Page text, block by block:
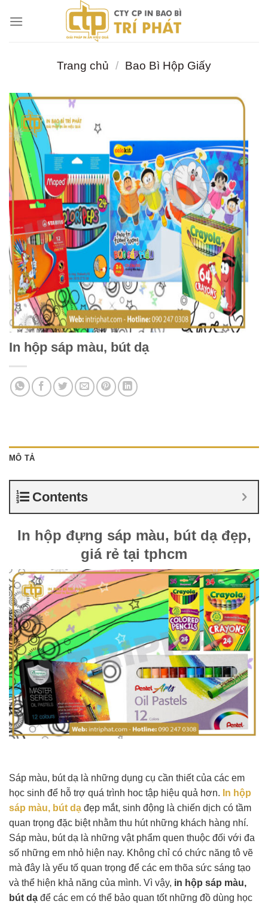
đến
Trang chủ / Bao Bì Hộp Giấy
In hộp sáp màu, bút dạ
MÔ TẢ
Contents
In hộp đựng sáp màu, bút dạ đẹp,
giá rẻ tại tphcm
Sáp màu, bút dạ là những dụng cụ cần thiết của các em
học sinh để hỗ trợ quá trình hoc tập hiệu quả hơn. In hộp
sáp màu, bút dạ đẹp mắt, sinh động là chiến dịch có tầm
quan trọng đặc biệt nhằm thu hút những khách hàng nhí.
Sáp màu, bút dạ là những vật phẩm quen thuộc đối với đa
số những em nhỏ hiện nay. Không chỉ có chức năng tô vẽ
mà đây là yếu tố quan trọng để các em thõa sức sáng tạo
và thể hiện khả năng của mình. Vì vậy, in hộp sáp màu,
bút dạ để các em có thể bảo quan tốt những đồ dùng học